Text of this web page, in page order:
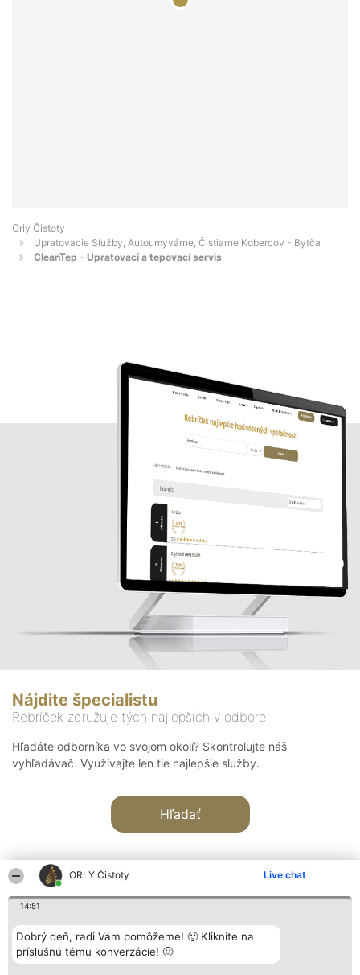
ORLY Čistoty Live chat
14:51
Dobrý deň, radi Vám pomôžeme! 🙂 Kliknite na
príslušnú tému konverzácie! 🙂
Orly Čistoty
Upratovacie Služby, Autoumyvárne, Čistiarne Kobercov - Bytča
CleanTep - Upratovací a tepovací servis
Nájdite špecialistu
Rebríček združuje tých najlepších v odbore
Hľadáte odborníka vo svojom okolí? Skontrolujte náš
vyhľadávač. Využívajte len tie najlepšie služby.
Hľadať
Organizátor hodnotenia
Bright Side Solutions sp. z o.
o. sp. k.
Hodnotenie
Laureáti
Lista
Kontakt
Kontakt